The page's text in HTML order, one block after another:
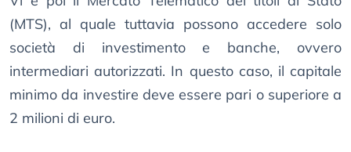
(MTS), al quale tuttavia possono accedere solo
società di investimento e banche, ovvero
intermediari autorizzati. In questo caso, il capitale
minimo da investire deve essere pari o superiore a
2 milioni di euro.